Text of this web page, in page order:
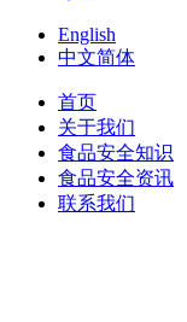
English
中文简体
首页
关于我们
食品安全知识
食品安全资讯
联系我们